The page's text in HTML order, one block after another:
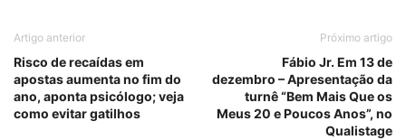
Artigo anterior
Risco de recaídas em
apostas aumenta no fim do
ano, aponta psicólogo; veja
como evitar gatilhos
Próximo artigo
Fábio Jr. Em 13 de
dezembro – Apresentação da
turnê “Bem Mais Que os
Meus 20 e Poucos Anos”, no
Qualistage